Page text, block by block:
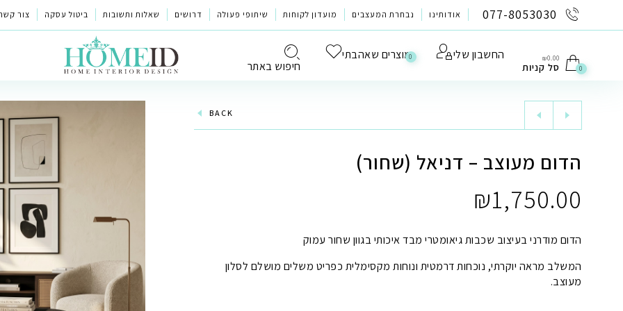
077-8053030 אודותינו נבחרת המעצבים מועדון לקוחות שיתופי פעולה דרושים שאלות ותשובות ביטול עסקה צור
חיפוש באתר
0מוצרים שאהבתי החשבון שלי ₪0.00
סל קניות 0
BACK
הדום מעוצב – דניאל (שחור)
₪1,750.00
הדום מודרני בעיצוב שכבות גיאומטרי מבד איכותי בגוון שחור עמוק
המשלב מראה יוקרתי, נוכחות דרמטית ונוחות מקסימלית כפריט משלים מושלם לסלון
מעוצב.